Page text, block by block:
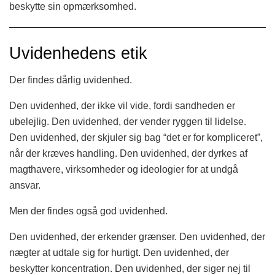
beskytte sin opmærksomhed.
Uvidenhedens etik
Der findes dårlig uvidenhed.
Den uvidenhed, der ikke vil vide, fordi sandheden er
ubelejlig. Den uvidenhed, der vender ryggen til lidelse.
Den uvidenhed, der skjuler sig bag “det er for kompliceret”,
når der kræves handling. Den uvidenhed, der dyrkes af
magthavere, virksomheder og ideologier for at undgå
ansvar.
Men der findes også god uvidenhed.
Den uvidenhed, der erkender grænser. Den uvidenhed, der
nægter at udtale sig for hurtigt. Den uvidenhed, der
beskytter koncentration. Den uvidenhed, der siger nej til